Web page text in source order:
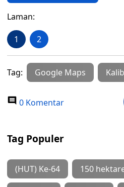
Laman:
1 2
Tag: Google Maps
0 Komentar
Tag Populer
(HUT) Ke-64 150